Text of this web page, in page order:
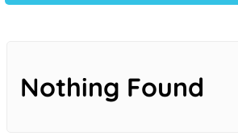
Nothing Found